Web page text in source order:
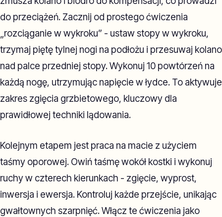
do przeciążeń. Zacznij od prostego ćwiczenia
„rozciąganie w wykroku” - ustaw stopy w wykroku,
trzymaj piętę tylnej nogi na podłożu i przesuwaj kolano
nad palce przedniej stopy. Wykonuj 10 powtórzeń na
każdą nogę, utrzymując napięcie w łydce. To aktywuje
zakres zgięcia grzbietowego, kluczowy dla
prawidłowej techniki lądowania.
Kolejnym etapem jest praca na macie z użyciem
taśmy oporowej. Owiń taśmę wokół kostki i wykonuj
ruchy w czterech kierunkach - zgięcie, wyprost,
inwersja i ewersja. Kontroluj każde przejście, unikając
gwałtownych szarpnięć. Włącz te ćwiczenia jako